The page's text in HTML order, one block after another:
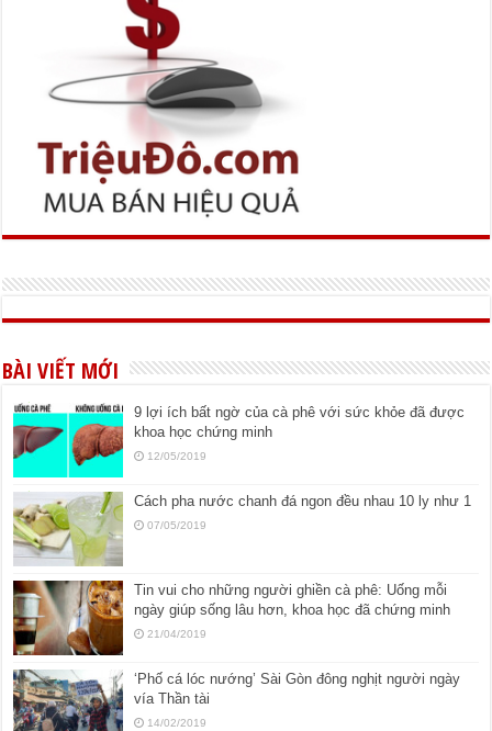
BÀI VIẾT MỚI
9 lợi ích bất ngờ của cà phê với sức khỏe đã được
khoa học chứng minh
12/05/2019
Cách pha nước chanh đá ngon đều nhau 10 ly như 1
07/05/2019
Tin vui cho những người ghiền cà phê: Uống mỗi
ngày giúp sống lâu hơn, khoa học đã chứng minh
21/04/2019
‘Phố cá lóc nướng’ Sài Gòn đông nghịt người ngày
vía Thần tài
14/02/2019